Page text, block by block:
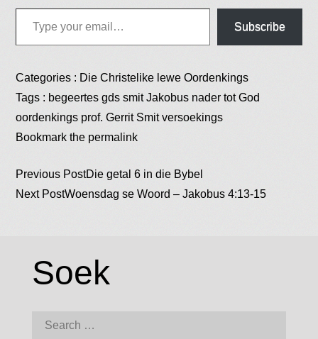
Type your email…
Subscribe
Categories : Die Christelike lewe Oordenkings
Tags : begeertes gds smit Jakobus nader tot God
oordenkings prof. Gerrit Smit versoekings
Bookmark the permalink
Post
Previous PostDie getal 6 in die Bybel
Next PostWoensdag se Woord – Jakobus 4:13-15
Soek
Search